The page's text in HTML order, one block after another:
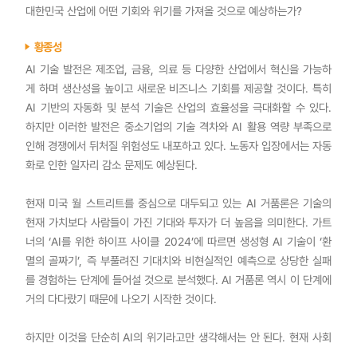
대한민국 산업에 어떤 기회와 위기를 가져올 것으로 예상하는가?
황종성
AI 기술 발전은 제조업, 금융, 의료 등 다양한 산업에서 혁신을 가능하
게 하며 생산성을 높이고 새로운 비즈니스 기회를 제공할 것이다. 특히
AI 기반의 자동화 및 분석 기술은 산업의 효율성을 극대화할 수 있다.
하지만 이러한 발전은 중소기업의 기술 격차와 AI 활용 역량 부족으로
인해 경쟁에서 뒤처질 위험성도 내포하고 있다. 노동자 입장에서는 자동
화로 인한 일자리 감소 문제도 예상된다.
현재 미국 월 스트리트를 중심으로 대두되고 있는 AI 거품론은 기술의
현재 가치보다 사람들이 가진 기대와 투자가 더 높음을 의미한다. 가트
너의 ‘AI를 위한 하이프 사이클 2024’에 따르면 생성형 AI 기술이 ‘환
멸의 골짜기’, 즉 부풀려진 기대치와 비현실적인 예측으로 상당한 실패
를 경험하는 단계에 들어설 것으로 분석했다. AI 거품론 역시 이 단계에
거의 다다랐기 때문에 나오기 시작한 것이다.
하지만 이것을 단순히 AI의 위기라고만 생각해서는 안 된다. 현재 사회